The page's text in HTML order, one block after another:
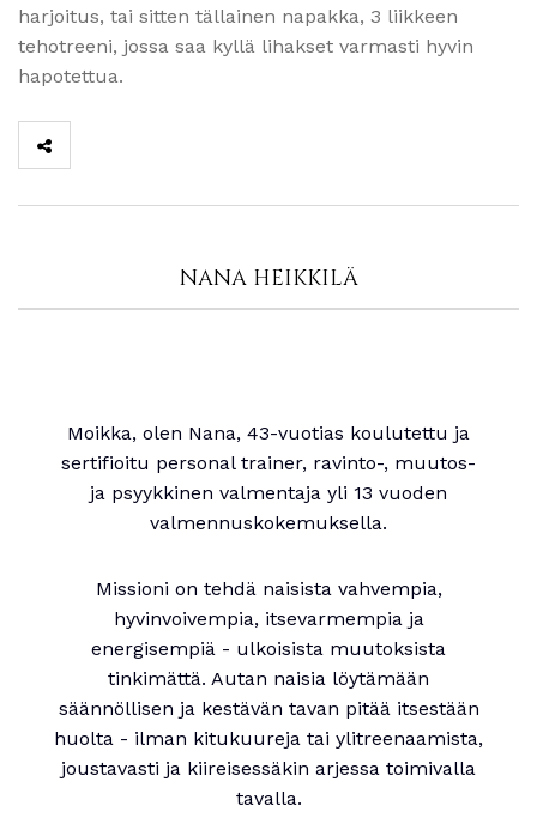
harjoitus, tai sitten tällainen napakka, 3 liikkeen
tehotreeni, jossa saa kyllä lihakset varmasti hyvin
hapotettua.
NANA HEIKKILÄ
Moikka, olen Nana, 43-vuotias koulutettu ja
sertifioitu personal trainer, ravinto-, muutos-
ja psyykkinen valmentaja yli 13 vuoden
valmennuskokemuksella.
Missioni on tehdä naisista vahvempia,
hyvinvoivempia, itsevarmempia ja
energisempiä - ulkoisista muutoksista
tinkimättä. Autan naisia löytämään
säännöllisen ja kestävän tavan pitää itsestään
huolta - ilman kitukuureja tai ylitreenaamista,
joustavasti ja kiireisessäkin arjessa toimivalla
tavalla.